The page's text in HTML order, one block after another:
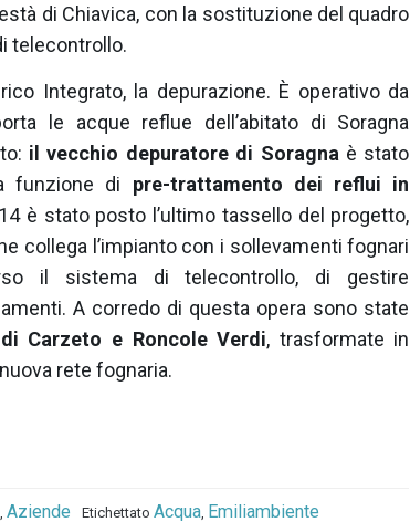
di Chiavica, con la sostituzione del quadro
telecontrollo.
Integrato, la depurazione. È operativo da
le acque reflue dell’abitato di Soragna
il vecchio depuratore di Soragna è stato
funzione di pre-trattamento dei reflui in
è stato posto l’ultimo tassello del progetto,
collega l’impianto con i sollevamenti fognari
il sistema di telecontrollo, di gestire
A corredo di questa opera sono state
Carzeto e Roncole Verdi, trasformate in
rete fognaria.
, Aziende Etichettato Acqua, Emiliambiente